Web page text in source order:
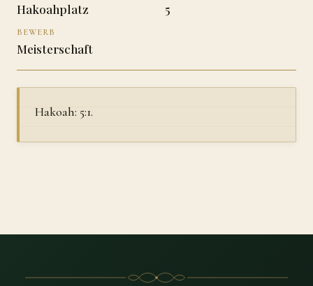
Hakoahplatz 5
BEWERB
Meisterschaft
Hakoah: 5:1.